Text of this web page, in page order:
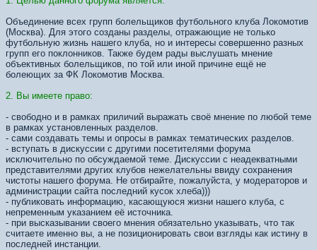
Объединение всех групп болельщиков футбольного клуба Локомотив
(Москва). Для этого созданы разделы, отражающие не только
футбольную жизнь нашего клуба, но и интересы совершенно разных
групп его поклонников. Также будем рады выслушать мнение
объективных болельщиков, по той или иной причине ещё не
болеющих за ФК Локомотив Москва.
2. Вы имеете право:
- свободно и в рамках приличий выражать своё мнение по любой теме
в рамках установленных разделов.
- сами создавать темы и опросы в рамках тематических разделов.
- вступать в дискуссии с другими посетителями форума
исключительно по обсуждаемой теме. Дискуссии с неадекватными
представителями других клубов нежелательны ввиду сохранения
чистоты нашего форума. Не отбирайте, пожалуйста, у модераторов и
администрации сайта последний кусок хлеба)))
- публиковать информацию, касающуюся жизни нашего клуба, с
непременным указанием её источника.
- при высказывании своего мнения обязательно указывать, что так
считаете именно вы, а не позиционировать свои взгляды как истину в
последней инстанции.